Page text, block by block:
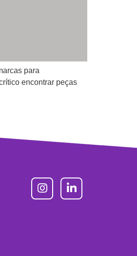
para
encontrar peças